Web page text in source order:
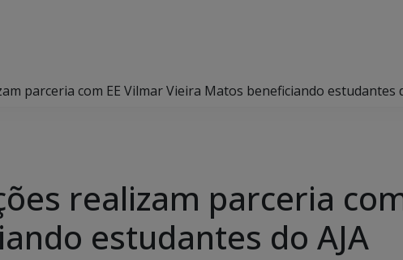
parceria com EE Vilmar Vieira Matos beneficiando estudantes
realizam parceria
estudantes do AJA